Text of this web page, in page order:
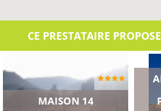
CE PRESTATAIRE
MAISON 14